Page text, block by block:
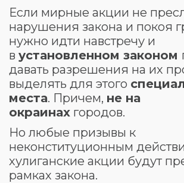
Если мирные акции не
нарушения закона и покоя
нужно идти навстречу и
в установленном законом
давать разрешения на их
выделять для этого
места. Причем, не на
окраинах городов.
Но любые призывы к
неконституционным
хулиганские акции будут
рамках закона.